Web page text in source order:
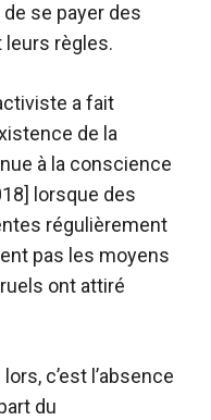
se payer des
règles.
a fait
de la
à la conscience
lorsque des
régulièrement
pas les moyens
ont attiré
c’est l’absence
du